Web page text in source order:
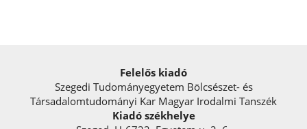
Felelős kiadó
Szegedi Tudományegyetem Bölcsészet- és
Társadalomtudományi Kar Magyar Irodalmi Tanszék
Kiadó székhelye